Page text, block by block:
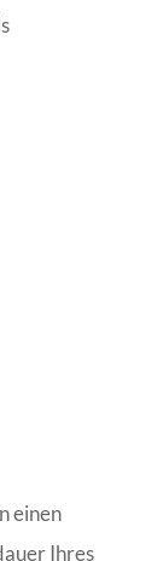
einen
Ihres